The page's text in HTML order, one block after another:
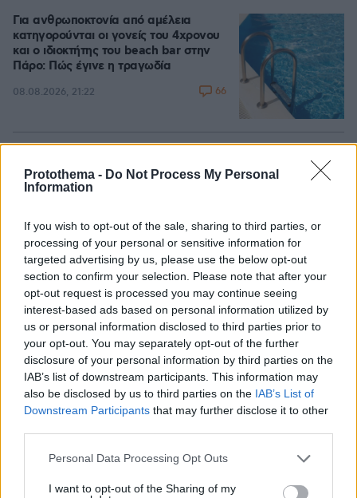
Protothema - Do Not Process My Personal
Information
If you wish to opt-out of the sale, sharing to third parties, or
processing of your personal or sensitive information for
targeted advertising by us, please use the below opt-out
section to confirm your selection. Please note that after your
opt-out request is processed you may continue seeing
interest-based ads based on personal information utilized by
us or personal information disclosed to third parties prior to
your opt-out. You may separately opt-out of the further
disclosure of your personal information by third parties on the
IAB’s list of downstream participants. This information may
also be disclosed by us to third parties on the IAB’s List of
Downstream Participants that may further disclose it to other
Please note that this website/app uses one or more Google
not limited to your visit or usage behaviour. You may click to
Personal Data Processing Opt Outs
I want to opt-out of the Sharing of my
Για ανθρωποκτονία από αμέλεια
κατηγορούνται οι γονείς του 4χρονου
και ο ιδιοκτήτης του beach bar στην
Πάρο: Πώς έγινε η τραγωδία
08.08.2026, 21:22 66
πέρναγα όλη μου τη ζωή στο
Χόλιγουντ, δεν ήταν γραφτό να
μου
08.08.2026, 15:02 4
Οι «Πράσινες Μπότες»: 30 χρόνια
μετά, το Έβερεστ μπορεί να δώσει
πίσω έναν από τους νεκρούς του
08.08.2026, 21:49
«Μαύρος χρυσός» $1 τρισ. πίσω από
τη μάχη για τη Γροιλανδία: Πετρελαϊκή
που έχει διασυνδέσεις με τον Τραμπ
ετοιμάζεται να τρυπήσει τον πάγο